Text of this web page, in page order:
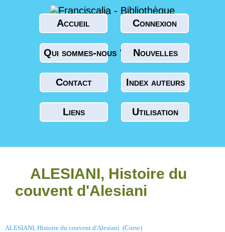
Accueil Connexion
Qui sommes-nous ? Nouvelles
Contact Index auteurs
Liens Utilisation
ALESIANI, Histoire du
couvent d'Alesiani
ALESIANI, Histoire du couvent d'Alesiani (Corse)